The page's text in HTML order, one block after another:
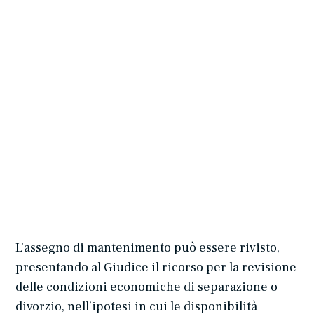
L’assegno di mantenimento può essere rivisto,
presentando al Giudice il ricorso per la revisione
delle condizioni economiche di separazione o
divorzio, nell’ipotesi in cui le disponibilità